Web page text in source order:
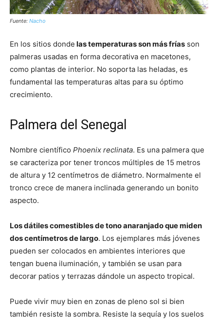
Fuente: Nacho
En los sitios donde las temperaturas son más frías son
palmeras usadas en forma decorativa en macetones,
como plantas de interior. No soporta las heladas, es
fundamental las temperaturas altas para su óptimo
crecimiento.
Palmera del Senegal
Nombre científico Phoenix reclinata. Es una palmera que
se caracteriza por tener troncos múltiples de 15 metros
de altura y 12 centímetros de diámetro. Normalmente el
tronco crece de manera inclinada generando un bonito
aspecto.
Los dátiles comestibles de tono anaranjado que miden
dos centímetros de largo. Los ejemplares más jóvenes
pueden ser colocados en ambientes interiores que
tengan buena iluminación, y también se usan para
decorar patios y terrazas dándole un aspecto tropical.
Puede vivir muy bien en zonas de pleno sol si bien
también resiste la sombra. Resiste la sequía y los suelos